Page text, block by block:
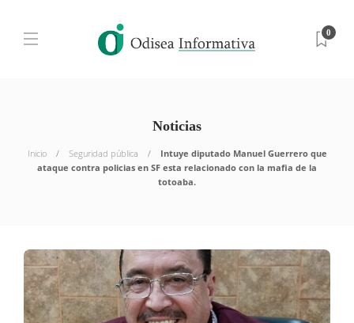
0
Noticias
Inicio Seguridad pública
Intuye diputado Manuel Guerrero que
ataque contra policias en SF esta relacionado con la mafia de la
totoaba.